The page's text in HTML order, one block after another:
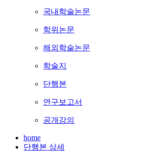
국내학술논문
학위논문
해외학술논문
학술지
단행본
연구보고서
공개강의
home
단행본 상세